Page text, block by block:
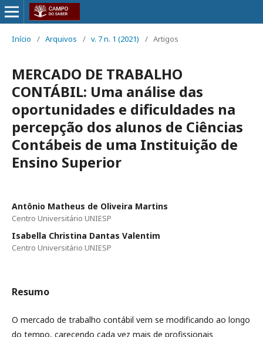
Início / Arquivos / v. 7 n. 1 (2021) / Artigos
MERCADO DE TRABALHO
CONTÁBIL: Uma análise das
oportunidades e dificuldades na
percepção dos alunos de Ciências
Contábeis de uma Instituição de
Ensino Superior
Antônio Matheus de Oliveira Martins
Centro Universitário UNIESP
Isabella Christina Dantas Valentim
Centro Universitário UNIESP
Resumo
O mercado de trabalho contábil vem se modificando ao longo
do tempo, carecendo cada vez mais de profissionais